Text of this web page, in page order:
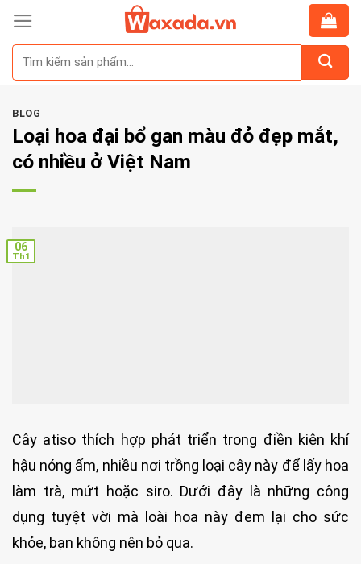
Skip
content
BLOG
Loại hoa đại bổ gan màu đỏ đẹp mắt,
có nhiều ở Việt Nam
06
Th1
Cây atiso thích hợp phát triển trong điền kiện khí
hậu nóng ấm, nhiều nơi trồng loại cây này để lấy hoa
làm trà, mứt hoặc siro. Dưới đây là những công
dụng tuyệt vời mà loài hoa này đem lại cho sức
khỏe, bạn không nên bỏ qua.